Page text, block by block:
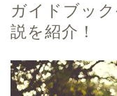
ガイドブッ
説を紹介！